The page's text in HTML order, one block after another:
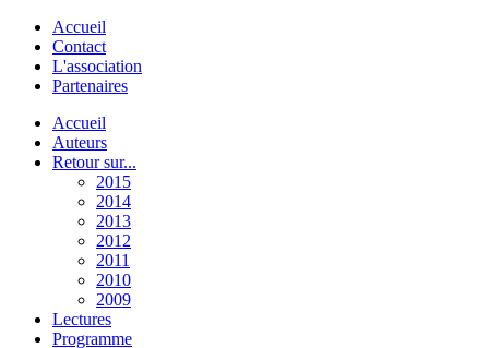
Accueil
Contact
L'association
Partenaires
Accueil
Auteurs
Retour sur...
2015
2014
2013
2012
2011
2010
2009
Lectures
Programme